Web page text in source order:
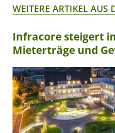
WEITERE ARTIKEL AUS
Infracore steigert
Mieterträge und